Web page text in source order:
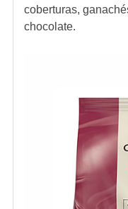
coberturas,
chocolate.